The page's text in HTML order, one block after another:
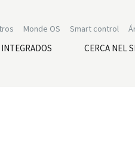
Smart control
Monde OS
CERCA NEL